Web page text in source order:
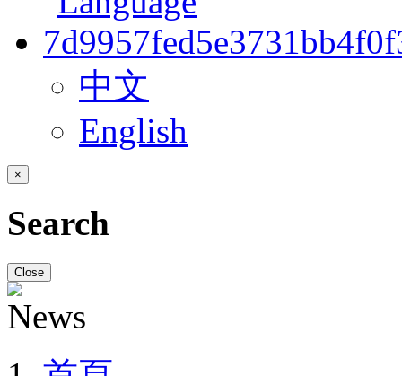
中文
English
×
Search
Close